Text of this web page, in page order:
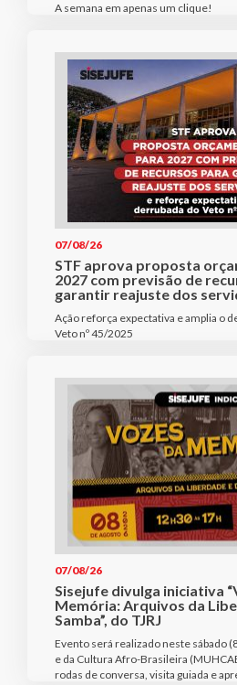
A semana em apenas um clique!
07/08/26
STF aprova proposta
2027 com previsão de
garantir reajuste dos
Ação reforça expectativa e amplia o
Veto nº 45/2025
07/08/26
Sisejufe divulga iniciativa
Memória: Arquivos da
Samba”, do TJRJ
Evento será realizado neste sábado
e da Cultura Afro-Brasileira
rodas de conversa, visita guiada e